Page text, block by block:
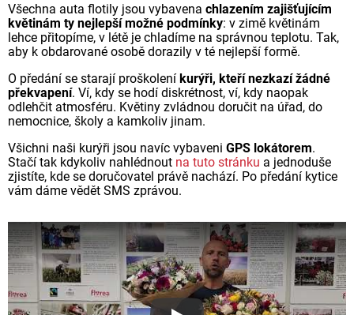
Všechna auta flotily jsou vybavena chlazením zajišťujícím
květinám ty nejlepší možné podmínky: v zimě květinám
lehce přitopíme, v létě je chladíme na správnou teplotu. Tak,
aby k obdarované osobě dorazily v té nejlepší formě.
O předání se starají proškolení kurýři, kteří nezkazí žádné
překvapení. Ví, kdy se hodí diskrétnost, ví, kdy naopak
odlehčit atmosféru. Květiny zvládnou doručit na úřad, do
nemocnice, školy a kamkoliv jinam.
Všichni naši kurýři jsou navíc vybaveni GPS lokátorem.
Stačí tak kdykoliv nahlédnout na tuto stránku a jednoduše
zjistíte, kde se doručovatel právě nachází. Po předání kytice
vám dáme vědět SMS zprávou.